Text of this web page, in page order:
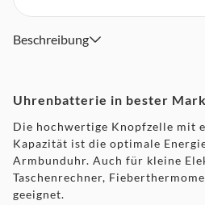
Beschreibung
Uhrenbatterie in bester
Die hochwertige Knopfzelle mit
Kapazität ist die optimale
Armbunduhr. Auch für kleine
Taschenrechner,
geeignet.